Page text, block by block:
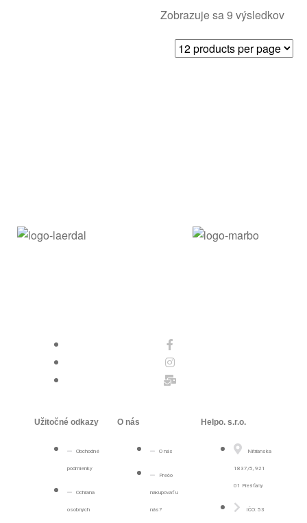
Zobrazuje sa 9 výsledkov
Užitočné odkazy
Obchodné
podmienky
Ochrana
osobných
O nás
O nás
Prečo
nakupovať u
nás?
Helpo. s.r.o.
Nitrianska
1837/5, 921
01 Piešťany
IČO: 53